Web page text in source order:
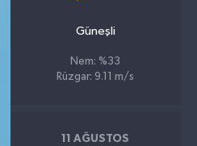
Güneşli
Nem: %33
Rüzgar: 9.11 m/s
11 AĞUSTOS